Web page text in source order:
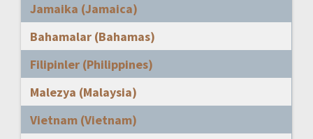
Jamaika (Jamaica)
Bahamalar (Bahamas)
Filipinler (Philippines)
Malezya (Malaysia)
Vietnam (Vietnam)